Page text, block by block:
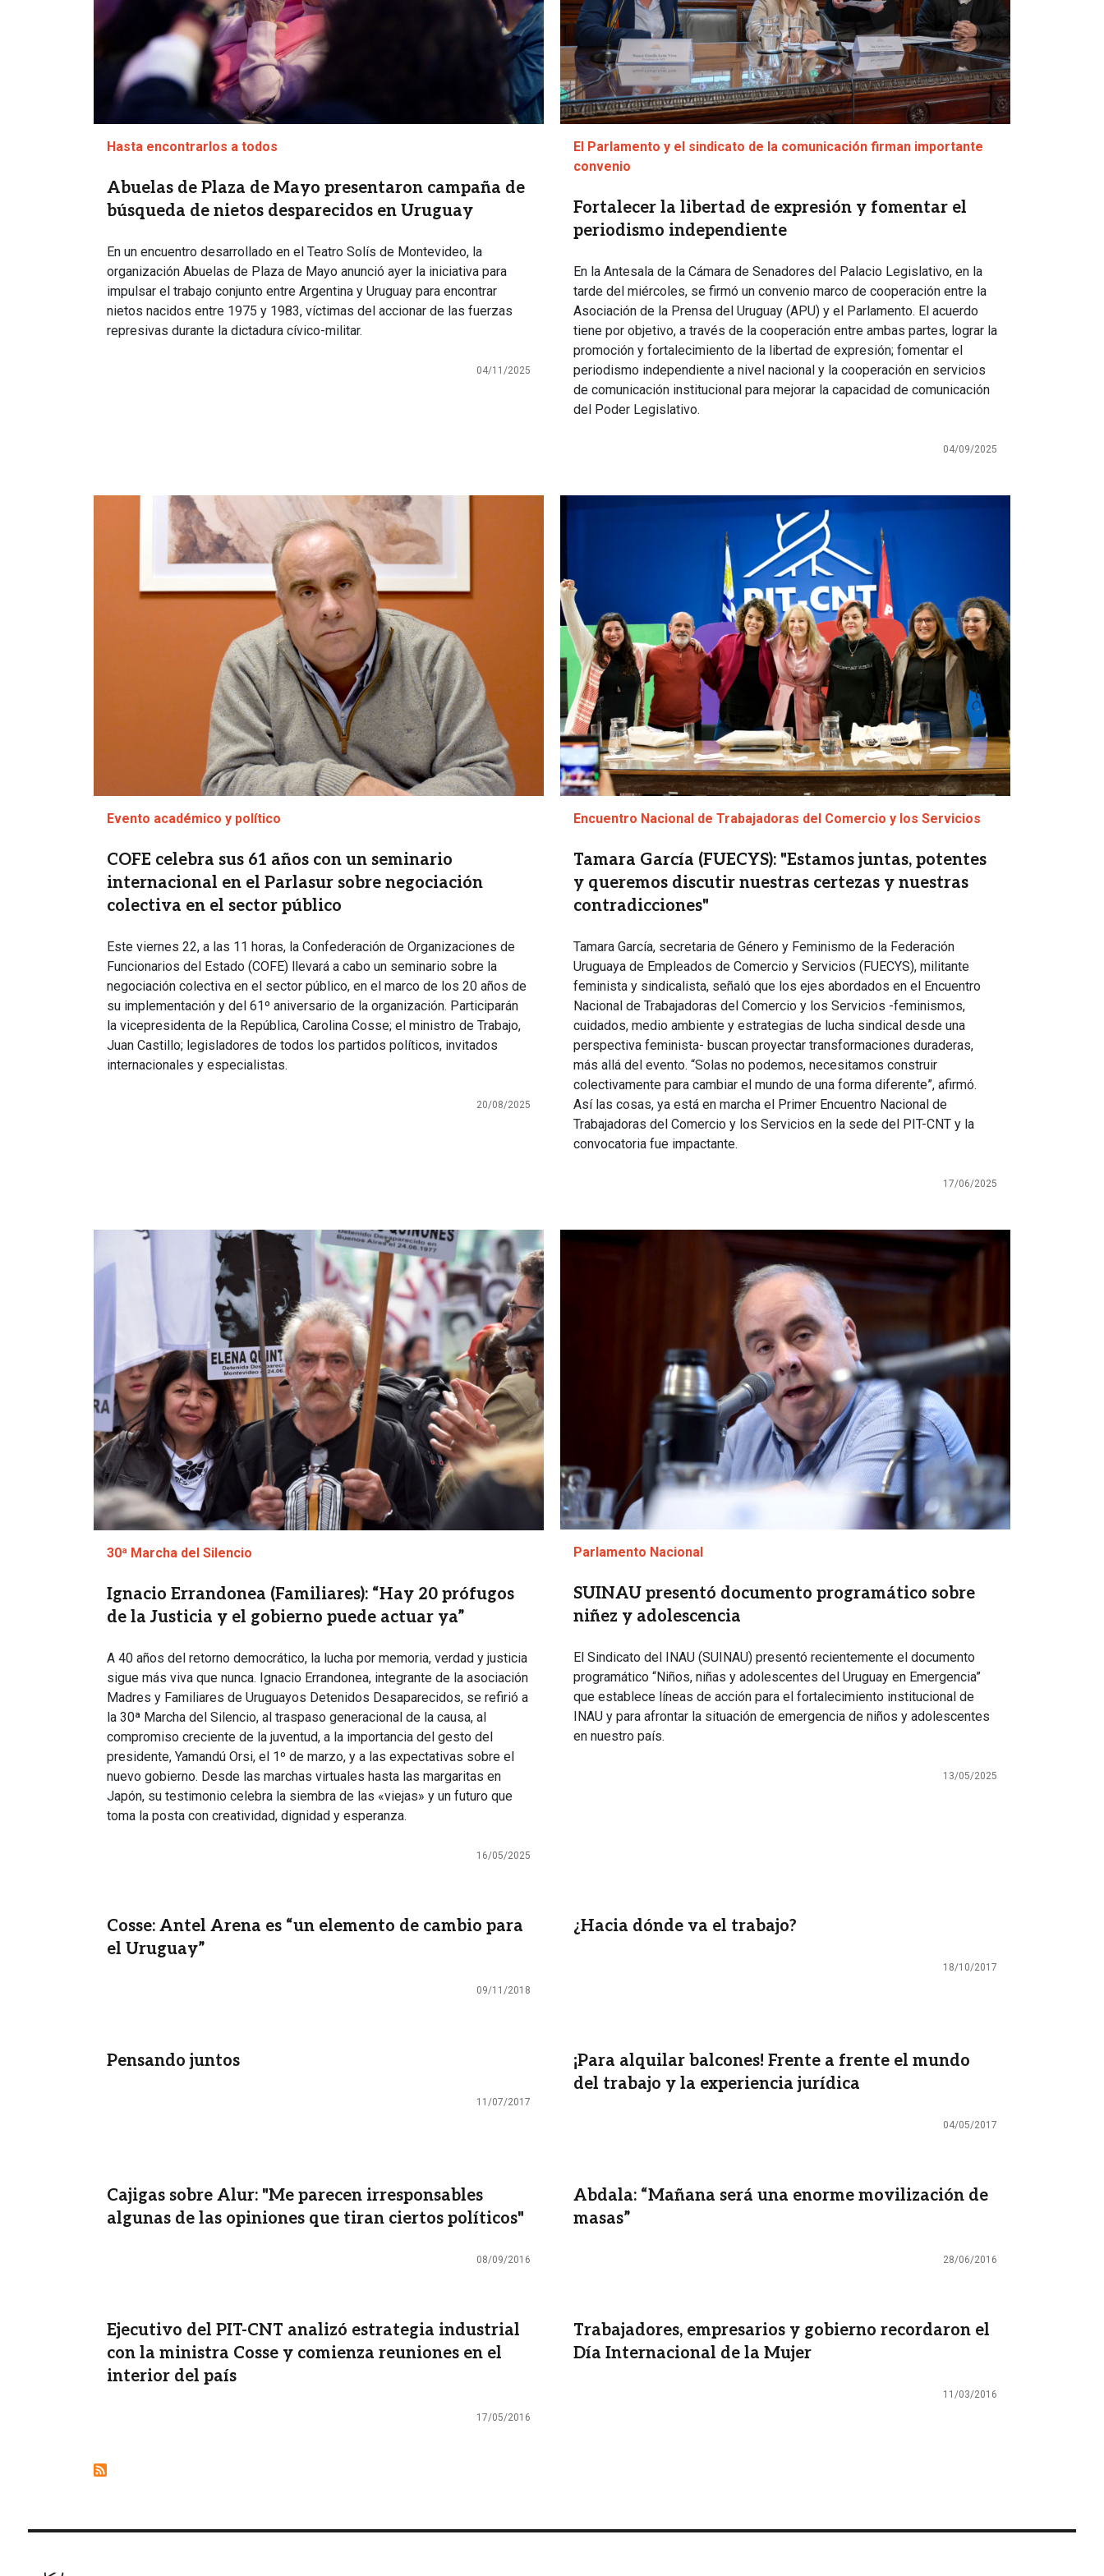
Hasta encontrarlos a todos
Abuelas de Plaza de Mayo presentaron campaña de
búsqueda de nietos desparecidos en Uruguay
En un encuentro desarrollado en el Teatro Solís de Montevideo, la
organización Abuelas de Plaza de Mayo anunció ayer la iniciativa para
impulsar el trabajo conjunto entre Argentina y Uruguay para encontrar
nietos nacidos entre 1975 y 1983, víctimas del accionar de las fuerzas
represivas durante la dictadura cívico-militar.
04/11/2025
El Parlamento y el sindicato de la comunicación firman importante
convenio
Fortalecer la libertad de expresión y fomentar el
periodismo independiente
En la Antesala de la Cámara de Senadores del Palacio Legislativo, en la
tarde del miércoles, se firmó un convenio marco de cooperación entre la
Asociación de la Prensa del Uruguay (APU) y el Parlamento. El acuerdo
tiene por objetivo, a través de la cooperación entre ambas partes, lograr la
promoción y fortalecimiento de la libertad de expresión; fomentar el
periodismo independiente a nivel nacional y la cooperación en servicios
de comunicación institucional para mejorar la capacidad de comunicación
del Poder Legislativo.
04/09/2025
Evento académico y político
COFE celebra sus 61 años con un seminario
internacional en el Parlasur sobre negociación
colectiva en el sector público
Este viernes 22, a las 11 horas, la Confederación de Organizaciones de
Funcionarios del Estado (COFE) llevará a cabo un seminario sobre la
negociación colectiva en el sector público, en el marco de los 20 años de
su implementación y del 61º aniversario de la organización. Participarán
la vicepresidenta de la República, Carolina Cosse; el ministro de Trabajo,
Juan Castillo; legisladores de todos los partidos políticos, invitados
internacionales y especialistas.
20/08/2025
Imagen
Encuentro Nacional de Trabajadoras del Comercio y los Servicios
Tamara García (FUECYS): "Estamos juntas, potentes
y queremos discutir nuestras certezas y nuestras
contradicciones"
Tamara García, secretaria de Género y Feminismo de la Federación
Uruguaya de Empleados de Comercio y Servicios (FUECYS), militante
feminista y sindicalista, señaló que los ejes abordados en el Encuentro
Nacional de Trabajadoras del Comercio y los Servicios -feminismos,
cuidados, medio ambiente y estrategias de lucha sindical desde una
perspectiva feminista- buscan proyectar transformaciones duraderas,
más allá del evento. “Solas no podemos, necesitamos construir
colectivamente para cambiar el mundo de una forma diferente”, afirmó.
Así las cosas, ya está en marcha el Primer Encuentro Nacional de
Trabajadoras del Comercio y los Servicios en la sede del PIT-CNT y la
convocatoria fue impactante.
17/06/2025
Imagen
30ª Marcha del Silencio
Ignacio Errandonea (Familiares): “Hay 20 prófugos
de la Justicia y el gobierno puede actuar ya”
A 40 años del retorno democrático, la lucha por memoria, verdad y justicia
sigue más viva que nunca. Ignacio Errandonea, integrante de la asociación
Madres y Familiares de Uruguayos Detenidos Desaparecidos, se refirió a
la 30ª Marcha del Silencio, al traspaso generacional de la causa, al
compromiso creciente de la juventud, a la importancia del gesto del
presidente, Yamandú Orsi, el 1º de marzo, y a las expectativas sobre el
nuevo gobierno. Desde las marchas virtuales hasta las margaritas en
Japón, su testimonio celebra la siembra de las «viejas» y un futuro que
toma la posta con creatividad, dignidad y esperanza.
16/05/2025
Imagen
Parlamento Nacional
SUINAU presentó documento programático sobre
niñez y adolescencia
El Sindicato del INAU (SUINAU) presentó recientemente el documento
programático “Niños, niñas y adolescentes del Uruguay en Emergencia”
que establece líneas de acción para el fortalecimiento institucional de
INAU y para afrontar la situación de emergencia de niños y adolescentes
en nuestro país.
13/05/2025
Cosse: Antel Arena es “un elemento de cambio para
el Uruguay”
09/11/2018
¿Hacia dónde va el trabajo?
18/10/2017
Pensando juntos
11/07/2017
¡Para alquilar balcones! Frente a frente el mundo
del trabajo y la experiencia jurídica
04/05/2017
Cajigas sobre Alur: "Me parecen irresponsables
algunas de las opiniones que tiran ciertos políticos"
08/09/2016
Abdala: “Mañana será una enorme movilización de
masas”
28/06/2016
Ejecutivo del PIT-CNT analizó estrategia industrial
con la ministra Cosse y comienza reuniones en el
interior del país
17/05/2016
Trabajadores, empresarios y gobierno recordaron el
Día Internacional de la Mujer
11/03/2016